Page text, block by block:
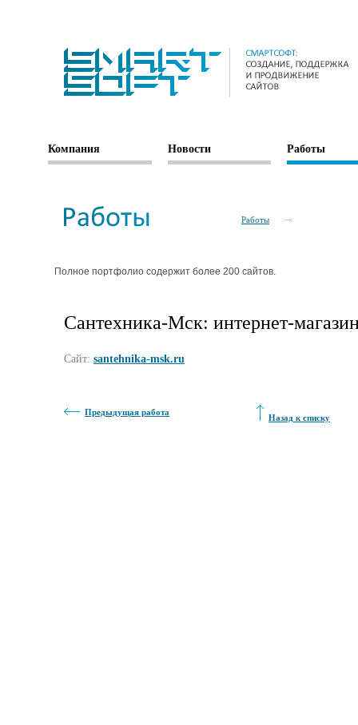
Компания Новости Работы
Работы
Полное портфолио содержит более 200 сайтов.
Сантехника-Мск: интернет-
Сайт: santehnika-msk.ru
Предыдущая работа
Назад к списку